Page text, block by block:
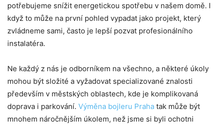
potřebujeme snížit energetickou spotřebu v našem domě. I
když to může na první pohled vypadat jako projekt, který
zvládneme sami, často je lepší pozvat profesionálního
instalatéra.
Ne každý z nás je odborníkem na všechno, a některé úkoly
mohou být složité a vyžadovat specializované znalosti
především v městských oblastech, kde je komplikovaná
doprava i parkování. Výměna bojleru Praha tak může být
mnohem náročnějším úkolem, než jsme si byli ochotni